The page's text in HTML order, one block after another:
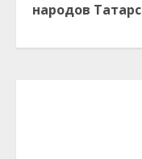
народов